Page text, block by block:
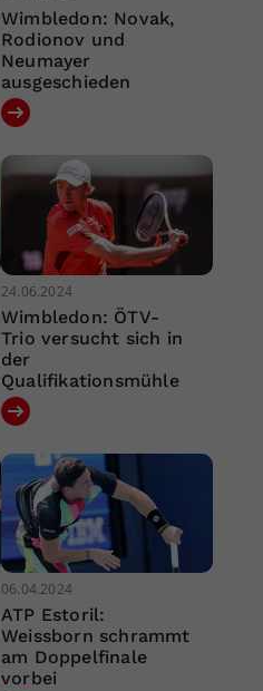
Wimbledon: Novak,
Rodionov und
Neumayer
ausgeschieden
24.06.2024
Wimbledon: ÖTV-
Trio versucht sich in
der
Qualifikationsmühle
06.04.2024
ATP Estoril:
Weissborn schrammt
am Doppelfinale
vorbei